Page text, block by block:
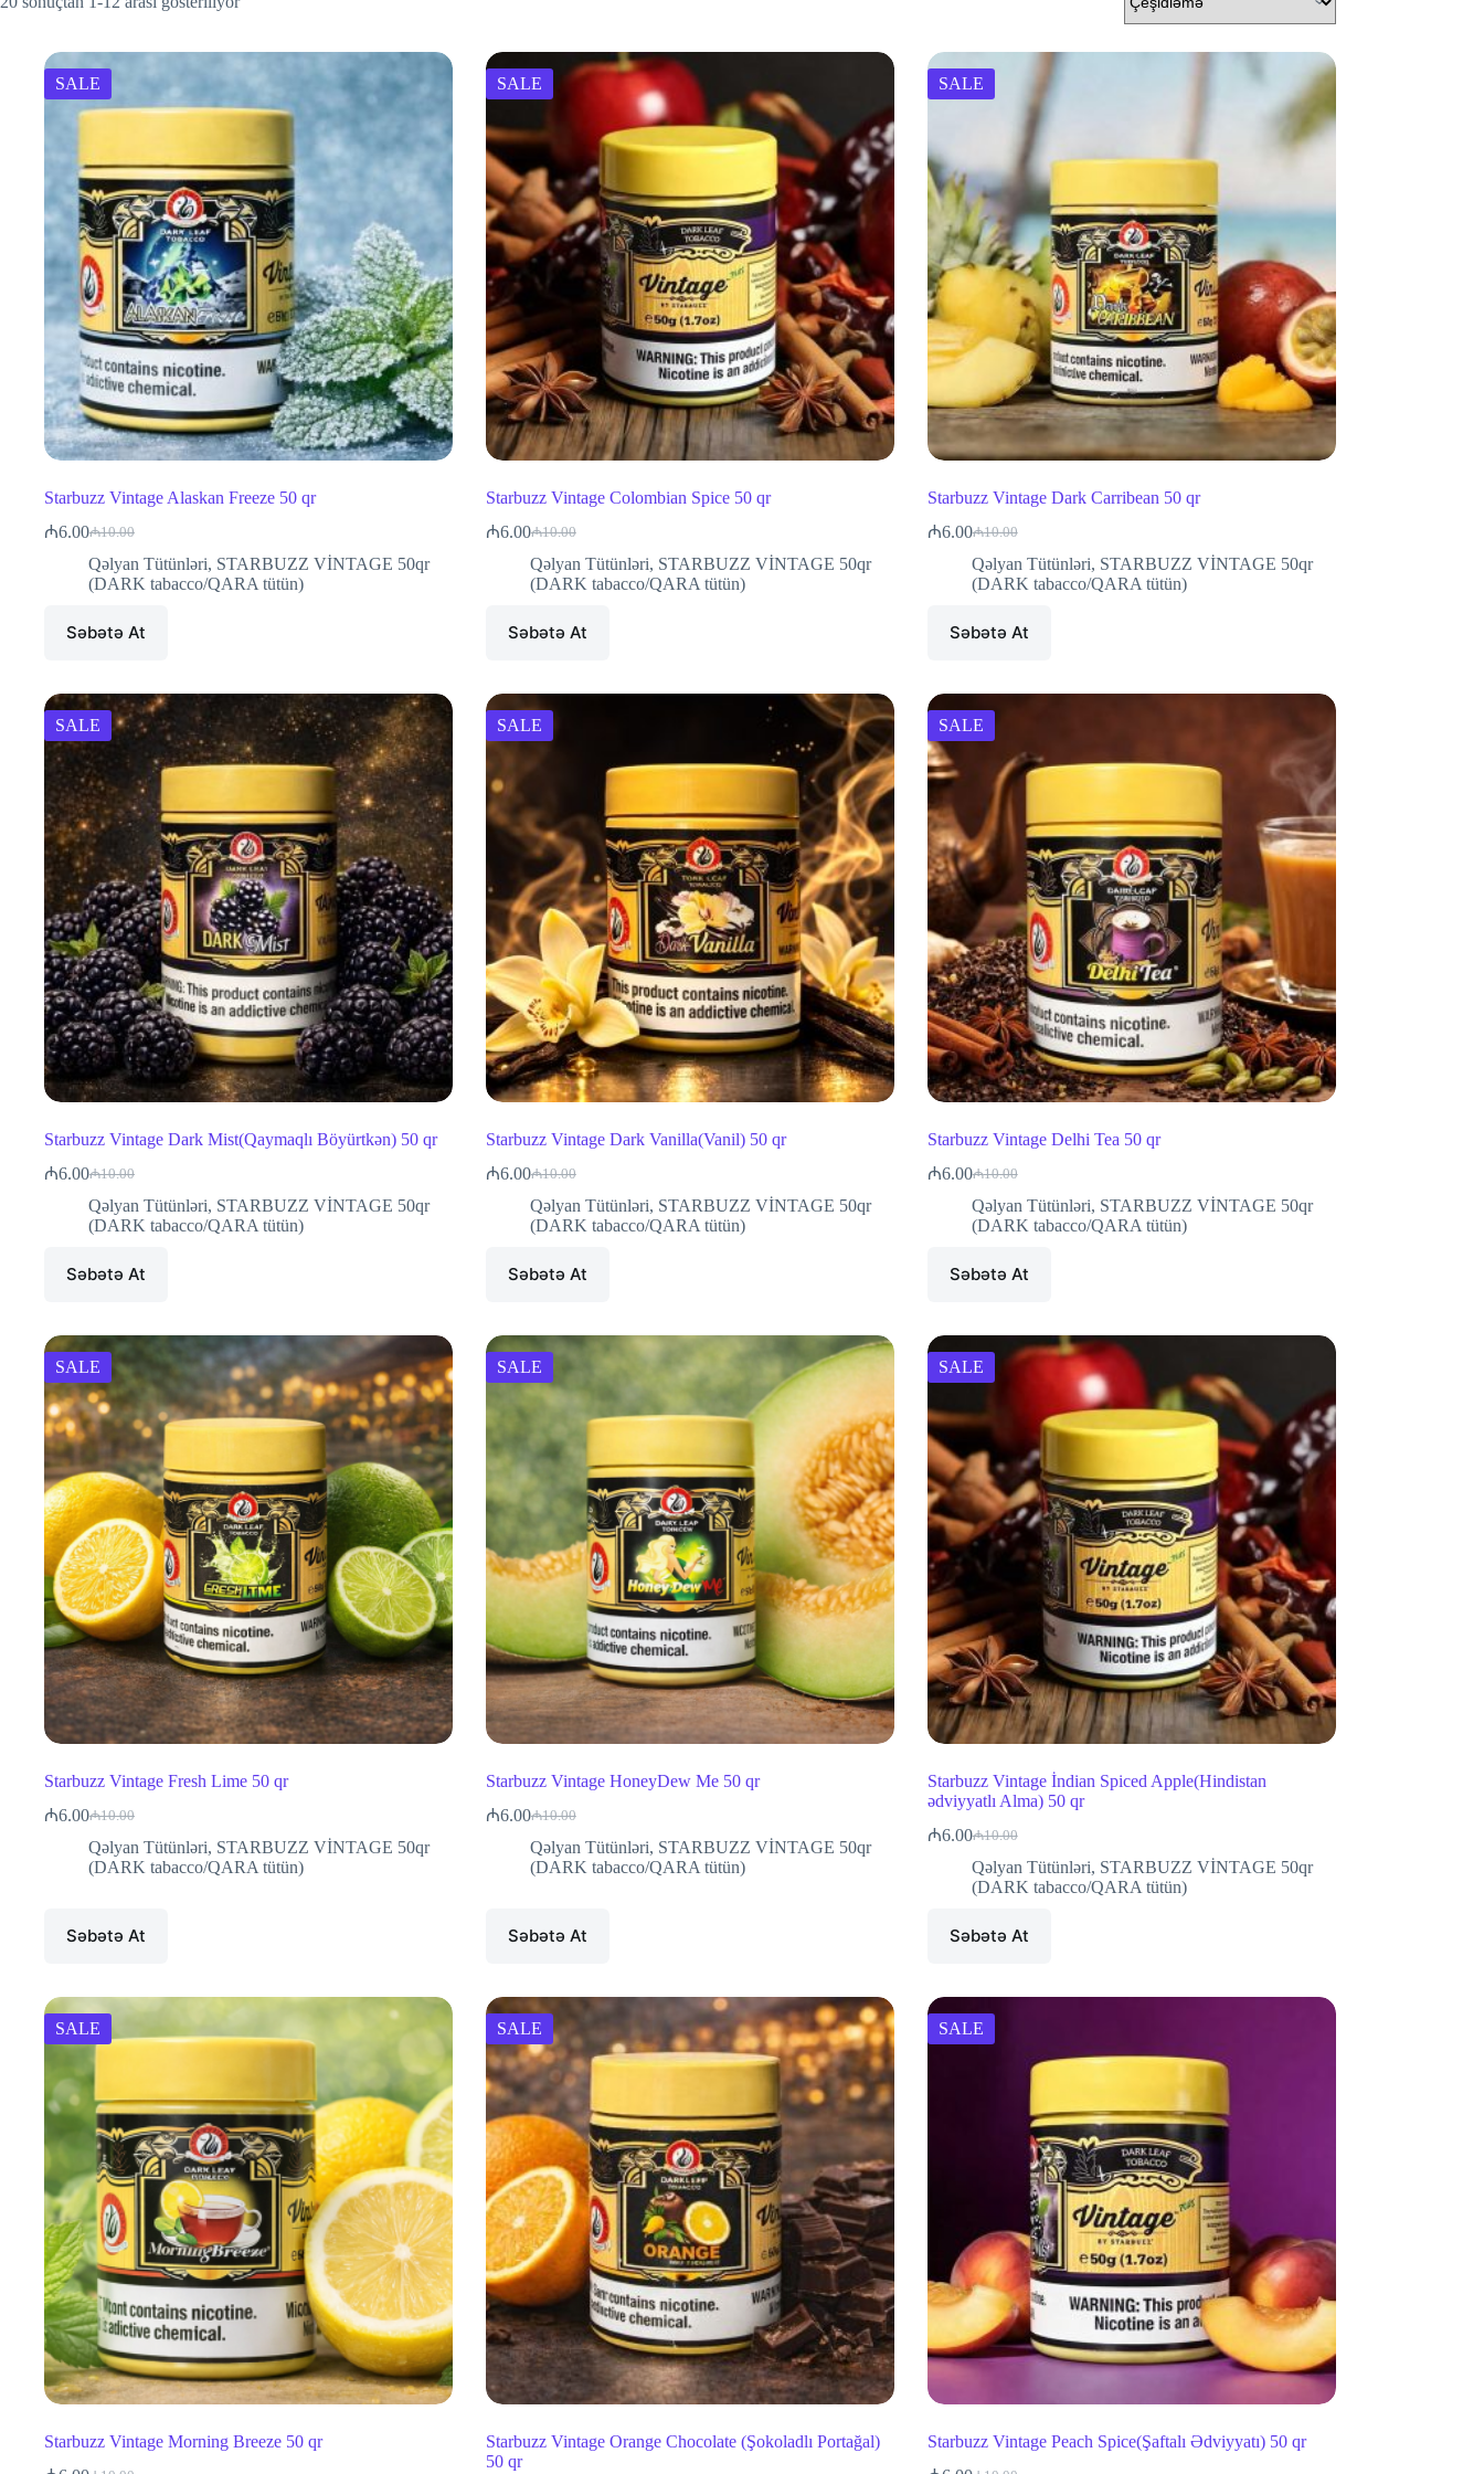
SALE
Starbuzz Vintage Alaskan Freeze 50 qr
₼10.00
Original
price
was:
₼6.00Current
price
is:
Qəlyan Tütünləri, STARBUZZ VİNTAGE 50qr
(DARK tabacco/QARA tütün)
Səbətə At
SALE
Starbuzz Vintage Colombian Spice 50 qr
₼10.00
Original
price
was:
₼6.00Current
price
is:
Qəlyan Tütünləri, STARBUZZ VİNTAGE 50qr
(DARK tabacco/QARA tütün)
Səbətə At
SALE
Starbuzz Vintage Dark Carribean 50 qr
₼10.00
Original
price
was:
₼6.00Current
price
is:
Qəlyan Tütünləri, STARBUZZ VİNTAGE 50qr
(DARK tabacco/QARA tütün)
Səbətə At
SALE
Starbuzz Vintage Dark Mist(Qaymaqlı Böyürtkən) 50 qr
₼10.00
Original
price
was:
₼6.00Current
price
is:
Qəlyan Tütünləri, STARBUZZ VİNTAGE 50qr
(DARK tabacco/QARA tütün)
Səbətə At
SALE
Starbuzz Vintage Dark Vanilla(Vanil) 50 qr
₼10.00
Original
price
was:
₼6.00Current
price
is:
Qəlyan Tütünləri, STARBUZZ VİNTAGE 50qr
(DARK tabacco/QARA tütün)
Səbətə At
SALE
Starbuzz Vintage Delhi Tea 50 qr
₼10.00
Original
price
was:
₼6.00Current
price
is:
Qəlyan Tütünləri, STARBUZZ VİNTAGE 50qr
(DARK tabacco/QARA tütün)
Səbətə At
SALE
Starbuzz Vintage Fresh Lime 50 qr
₼10.00
Original
price
was:
₼6.00Current
price
is:
Qəlyan Tütünləri, STARBUZZ VİNTAGE 50qr
(DARK tabacco/QARA tütün)
Səbətə At
SALE
Starbuzz Vintage HoneyDew Me 50 qr
₼10.00
Original
price
was:
₼6.00Current
price
is:
Qəlyan Tütünləri, STARBUZZ VİNTAGE 50qr
(DARK tabacco/QARA tütün)
Səbətə At
SALE
Starbuzz Vintage İndian Spiced Apple(Hindistan
ədviyyatlı Alma) 50 qr
₼10.00
Original
price
was:
₼6.00Current
price
is:
Qəlyan Tütünləri, STARBUZZ VİNTAGE 50qr
(DARK tabacco/QARA tütün)
Səbətə At
SALE
Starbuzz Vintage Morning Breeze 50 qr
SALE
Starbuzz Vintage Orange Chocolate (Şokoladlı Portağal)
50 qr
SALE
Starbuzz Vintage Peach Spice(Şaftalı Ədviyyatı) 50 qr